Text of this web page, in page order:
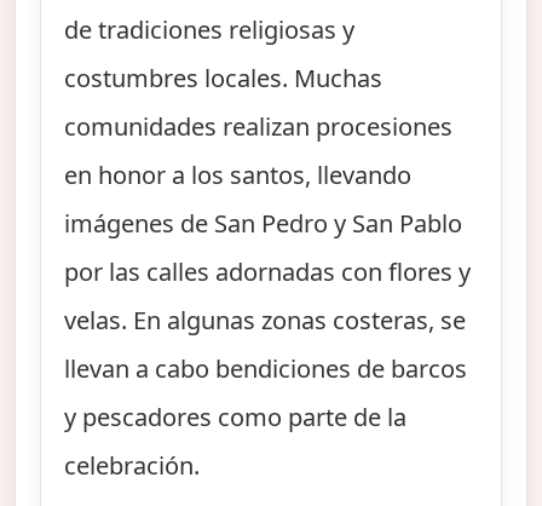
de tradiciones religiosas y
costumbres locales. Muchas
comunidades realizan procesiones
en honor a los santos, llevando
imágenes de San Pedro y San Pablo
por las calles adornadas con flores y
velas. En algunas zonas costeras, se
llevan a cabo bendiciones de barcos
y pescadores como parte de la
celebración.